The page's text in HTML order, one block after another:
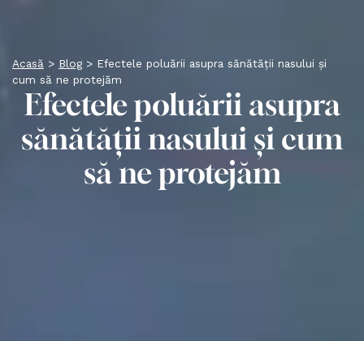
Acasă > Blog > Efectele poluării asupra sănătății nasului și
cum să ne protejăm
Efectele poluării asupra
sănătății nasului și cum
să ne protejăm